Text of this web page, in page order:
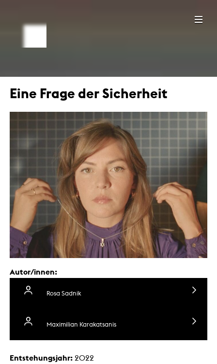
Eine Frage der Sicherheit
Autor/innen:
Rosa Sadnik
Maximilian Karakatsanis
Entstehungsjahr: 2022